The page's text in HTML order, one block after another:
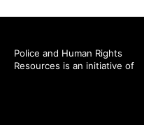
Police and Human Rights
Resources is an initiative of